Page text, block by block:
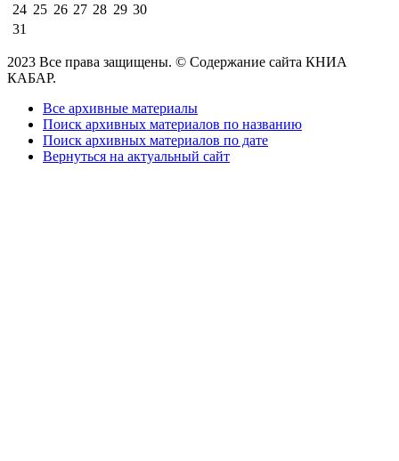
24 25 26 27 28 29 30
31
2023 Все права защищены. © Содержание сайта КНИА
КАБАР.
Все архивные материалы
Поиск архивных материалов по названию
Поиск архивных материалов по дате
Вернуться на актуальный сайт